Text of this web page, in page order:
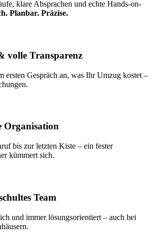
klare Absprachen und echte Hands-on-
Planbar. Präzise.
volle Transparenz
ersten Gespräch an, was Ihr Umzug kostet –
Organisation
bis zur letzten Kiste – ein fester
kümmert sich.
Team
und immer lösungsorientiert – auch bei